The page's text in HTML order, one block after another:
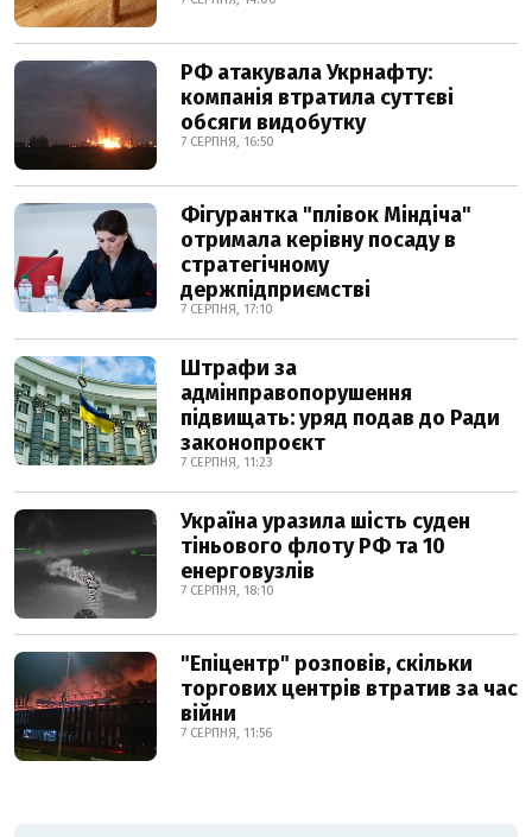
РФ атакувала Укрнафту:
компанія втратила суттєві
обсяги видобутку
7 СЕРПНЯ, 16:50
Фігурантка "плівок Міндіча"
отримала керівну посаду в
стратегічному
держпідприємстві
7 СЕРПНЯ, 17:10
Штрафи за
адмінправопорушення
підвищать: уряд подав до Ради
законопроєкт
7 СЕРПНЯ, 11:23
Україна уразила шість суден
тіньового флоту РФ та 10
енерговузлів
7 СЕРПНЯ, 18:10
"Епіцентр" розповів, скільки
торгових центрів втратив за час
війни
7 СЕРПНЯ, 11:56